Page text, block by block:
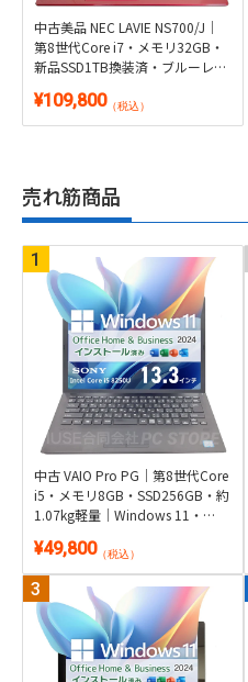
中古美品 NEC LAVIE NS700/J｜
第8世代Core i7・メモリ32GB・
新品SSD1TB換装済・ブルーレイ
Office 2024付き
¥109,800（税込）
売れ筋商品
中古 VAIO Pro PG｜第8世代Core
i5・メモリ8GB・SSD256GB・約
1.07kg軽量｜Windows 11・
¥49,800（税込）